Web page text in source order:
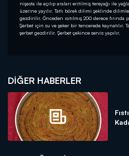
nişasta ile açılıp araları eritilmiş tereyağı ile
üzerine yayılır. Tatlı börek dilimi şeklinde
gezdirilir. Önceden ısıtılmış 200 derece fırında
Şerbet için su ve şeker bir tencerede kaynatılır.
şerbet gezdirilir. Şerbet çekince servis yapılır.
DIĞER HABERLER